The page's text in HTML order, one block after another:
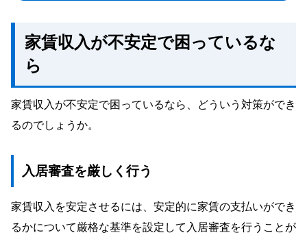
家賃収入が不安定で困っているな
ら
家賃収入が不安定で困っているなら、どういう対策ができ
るのでしょうか。
入居審査を厳しく行う
家賃収入を安定させるには、安定的に家賃の支払いができ
るかについて厳格な基準を設定して入居審査を行うことが